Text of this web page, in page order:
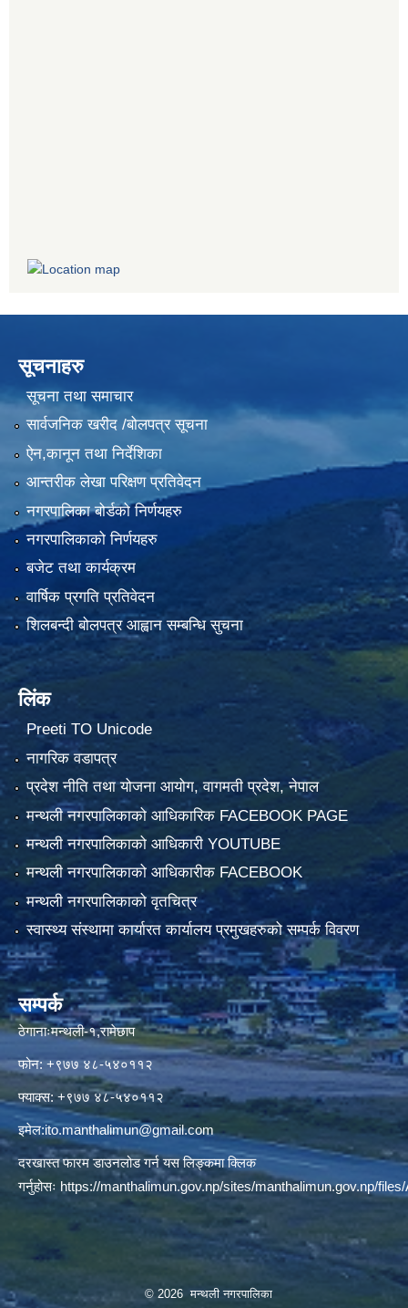
सूचनाहरु
सूचना तथा समाचार
सार्वजनिक खरीद /बोलपत्र सूचना
ऐन,कानून तथा निर्देशिका
आन्तरीक लेखा परिक्षण प्रतिवेदन
नगरपालिका बोर्डको निर्णयहरु
नगरपालिकाको निर्णयहरु
बजेट तथा कार्यक्रम
वार्षिक प्रगति प्रतिवेदन
शिलबन्दी बोलपत्र आह्वान सम्बन्धि सुचना
लिंक
Preeti TO Unicode
नागरिक वडापत्र
प्रदेश नीति तथा योजना आयोग, वागमती प्रदेश, नेपाल
मन्थली नगरपालिकाको आधिकारिक FACEBOOK PAGE
मन्थली नगरपालिकाको आधिकारी YOUTUBE
मन्थली नगरपालिकाको आधिकारीक FACEBOOK
मन्थली नगरपालिकाको वृतचित्र
स्वास्थ्य संस्थामा कार्यारत कार्यालय प्रमुखहरुको सम्पर्क विवरण
सम्पर्क
ठेगानाःमन्थली-१,रामेछाप
फोन: +९७७ ४८-५४०११२
फ्याक्स: +९७७ ४८-५४०११२
इमेल:ito.manthalimun@gmail.com
दरखास्त फारम डाउनलोड गर्न यस लिङ्कमा क्लिक
गर्नुहोसः https://manthalimun.gov.np/sites/manthalimun.gov.np/
© 2026 मन्थली नगरपालिका